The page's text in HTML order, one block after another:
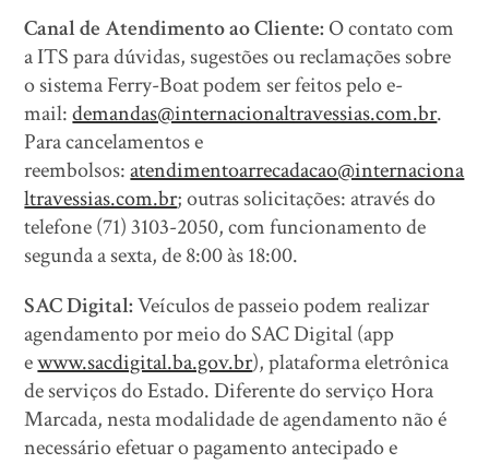
Canal de Atendimento ao Cliente: O contato com
a ITS para dúvidas, sugestões ou reclamações sobre
o sistema Ferry-Boat podem ser feitos pelo e-
mail:demandas@internacionaltravessias.com.br.
Para cancelamentos e
reembolsos:atendimentoarrecadacao@internaciona
ltravessias.com.br; outras solicitações: através do
telefone (71) 3103-2050, com funcionamento de
segunda a sexta, de 8:00 às 18:00.
SAC Digital:Veículos de passeio podem realizar
agendamento por meio do SAC Digital (app
ewww.sacdigital.ba.gov.br), plataforma eletrônica
de serviços do Estado. Diferente do serviço Hora
Marcada, nesta modalidade de agendamento não é
necessário efetuar o pagamento antecipado e